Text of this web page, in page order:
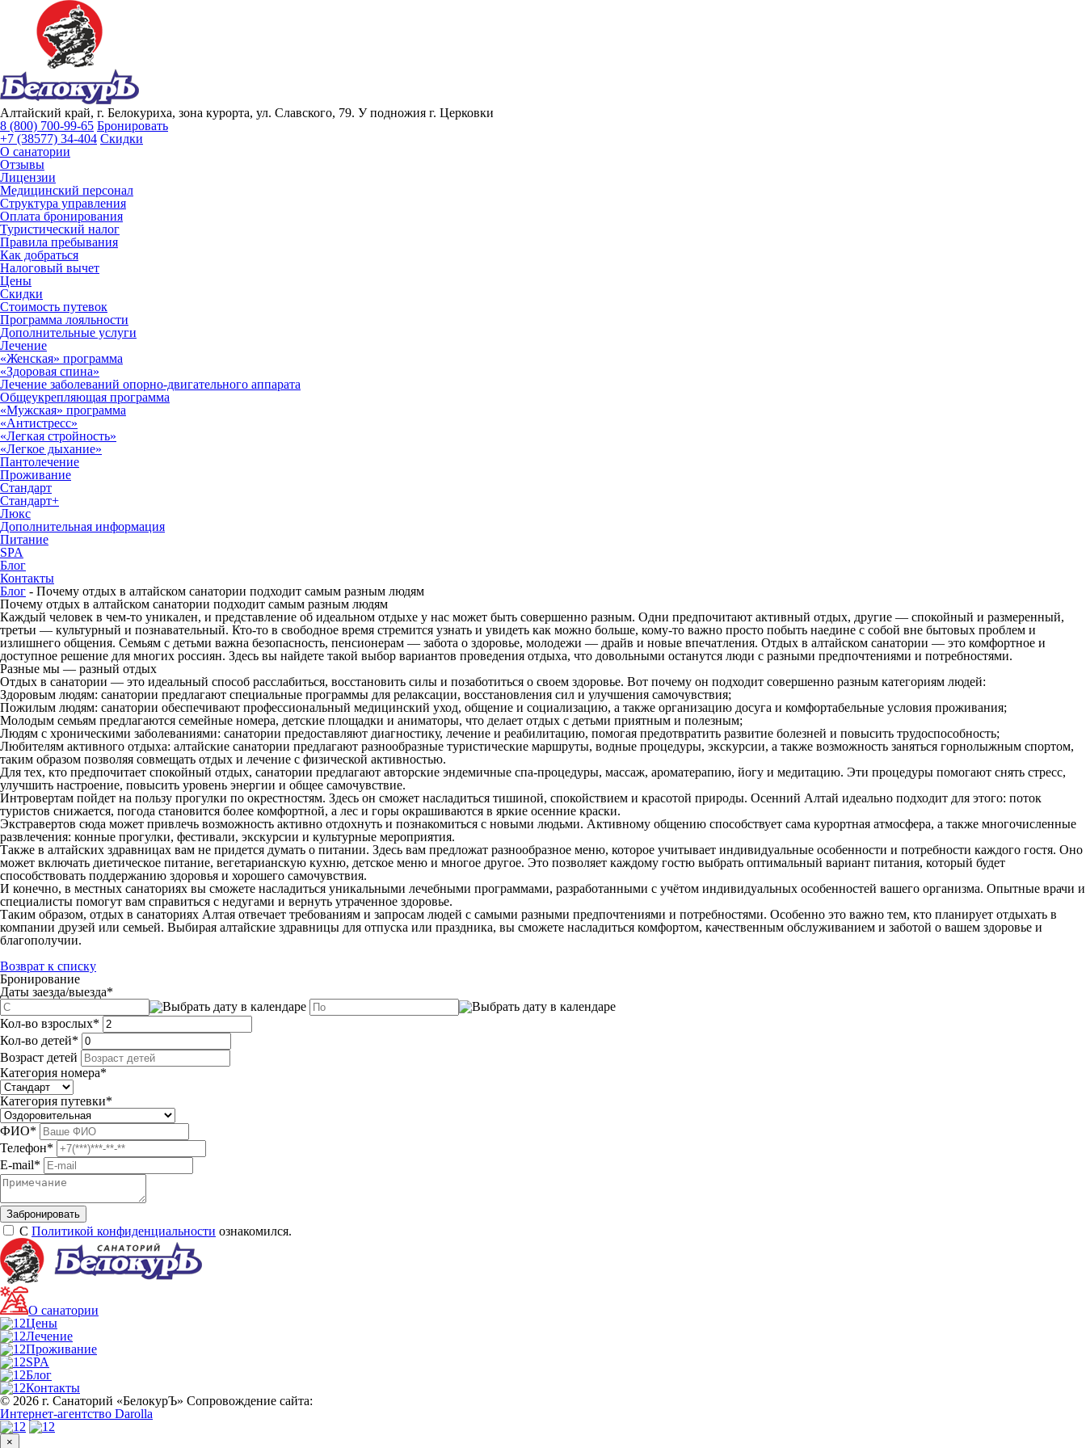
Алтайский край, г. Белокуриха, зона курорта, ул. Славского, 79. У подножия г. Церковки
8 (800) 700-99-65 Бронировать
+7 (38577) 34-404 Скидки
О санатории
Отзывы
Лицензии
Медицинский персонал
Структура управления
Оплата бронирования
Туристический налог
Правила пребывания
Как добраться
Налоговый вычет
Цены
Скидки
Стоимость путевок
Программа лояльности
Дополнительные услуги
Лечение
«Женская» программа
«Здоровая спина»
Лечение заболеваний опорно-двигательного аппарата
Общеукрепляющая программа
«Мужская» программа
«Антистресс»
«Легкая стройность»
«Легкое дыхание»
Пантолечение
Проживание
Стандарт
Стандарт+
Люкс
Дополнительная информация
Питание
SPA
Блог
Контакты
Блог - Почему отдых в алтайском санатории подходит самым разным людям
Почему отдых в алтайском санатории подходит самым разным людям
Каждый человек в чем-то уникален, и представление об идеальном отдыхе у нас может быть совершенно разным. Одни предпочитают активный отдых, другие — спокойный и размеренный,
третьи — культурный и познавательный. Кто-то в свободное время стремится узнать и увидеть как можно больше, кому-то важно просто побыть наедине с собой вне бытовых проблем и
излишнего общения. Семьям с детьми важна безопасность, пенсионерам — забота о здоровье, молодежи — драйв и новые впечатления. Отдых в алтайском санатории — это комфортное и
доступное решение для многих россиян. Здесь вы найдете такой выбор вариантов проведения отдыха, что довольными останутся люди с разными предпочтениями и потребностями.
Разные мы — разный отдых
Отдых в санатории — это идеальный способ расслабиться, восстановить силы и позаботиться о своем здоровье. Вот почему он подходит совершенно разным категориям людей:
Здоровым людям: санатории предлагают специальные программы для релаксации, восстановления сил и улучшения самочувствия;
Пожилым людям: санатории обеспечивают профессиональный медицинский уход, общение и социализацию, а также организацию досуга и комфортабельные условия проживания;
Молодым семьям предлагаются семейные номера, детские площадки и аниматоры, что делает отдых с детьми приятным и полезным;
Людям с хроническими заболеваниями: санатории предоставляют диагностику, лечение и реабилитацию, помогая предотвратить развитие болезней и повысить трудоспособность;
Любителям активного отдыха: алтайские санатории предлагают разнообразные туристические маршруты, водные процедуры, экскурсии, а также возможность заняться горнолыжным спортом,
таким образом позволяя совмещать отдых и лечение с физической активностью.
Для тех, кто предпочитает спокойный отдых, санатории предлагают авторские эндемичные спа-процедуры, массаж, ароматерапию, йогу и медитацию. Эти процедуры помогают снять стресс,
улучшить настроение, повысить уровень энергии и общее самочувствие.
Интровертам пойдет на пользу прогулки по окрестностям. Здесь он сможет насладиться тишиной, спокойствием и красотой природы. Осенний Алтай идеально подходит для этого: поток
туристов снижается, погода становится более комфортной, а лес и горы окрашиваются в яркие осенние краски.
Экстравертов сюда может привлечь возможность активно отдохнуть и познакомиться с новыми людьми. Активному общению способствует сама курортная атмосфера, а также многочисленные
развлечения: конные прогулки, фестивали, экскурсии и культурные мероприятия.
Также в алтайских здравницах вам не придется думать о питании. Здесь вам предложат разнообразное меню, которое учитывает индивидуальные особенности и потребности каждого гостя. Оно
может включать диетическое питание, вегетарианскую кухню, детское меню и многое другое. Это позволяет каждому гостю выбрать оптимальный вариант питания, который будет
способствовать поддержанию здоровья и хорошего самочувствия.
И конечно, в местных санаториях вы сможете насладиться уникальными лечебными программами, разработанными с учётом индивидуальных особенностей вашего организма. Опытные врачи и
специалисты помогут вам справиться с недугами и вернуть утраченное здоровье.
Таким образом, отдых в санаториях Алтая отвечает требованиям и запросам людей с самыми разными предпочтениями и потребностями. Особенно это важно тем, кто планирует отдыхать в
компании друзей или семьей. Выбирая алтайские здравницы для отпуска или праздника, вы сможете насладиться комфортом, качественным обслуживанием и заботой о вашем здоровье и
благополучии.
Возврат к списку
Бронирование
Даты заезда/выезда*
Кол-во взрослых*
Кол-во детей*
Возраст детей
Категория номера*
Категория путевки*
ФИО*
Телефон*
E-mail*
С Политикой конфиденциальности ознакомился.
О санатории
Цены
Лечение
Проживание
SPA
Блог
Контакты
© 2026 г. Санаторий «БелокурЪ» Сопровождение сайта:
Интернет-агентство Darolla
×